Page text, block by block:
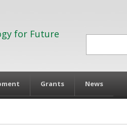
for Future
Grants News